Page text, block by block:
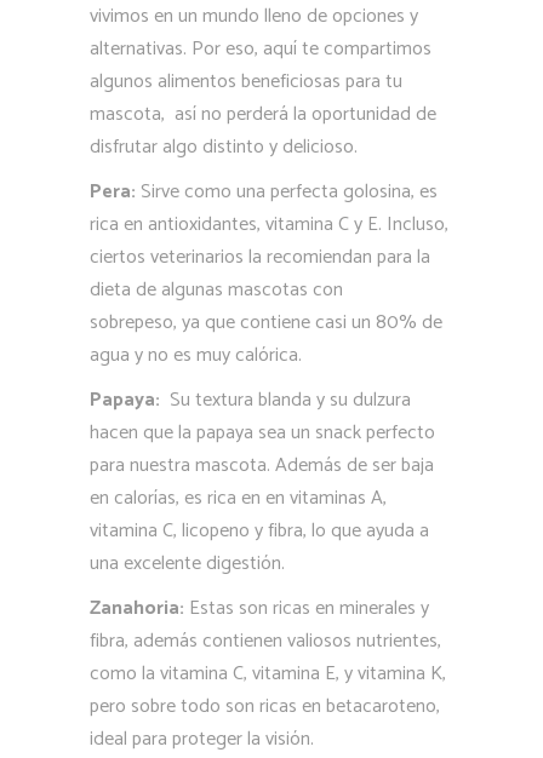
vivimos en un mundo lleno de opciones y
alternativas. Por eso, aquí te compartimos
algunos alimentos beneficiosas para tu
mascota, así no perderá la oportunidad de
disfrutar algo distinto y delicioso.
Pera: Sirve como una perfecta golosina, es
rica en antioxidantes, vitamina C y E. Incluso,
ciertos veterinarios la recomiendan para la
dieta de algunas mascotas con
sobrepeso, ya que contiene casi un 80% de
agua y no es muy calórica.
Papaya: Su textura blanda y su dulzura
hacen que la papaya sea un snack perfecto
para nuestra mascota. Además de ser baja
en calorías, es rica en en vitaminas A,
vitamina C, licopeno y fibra, lo que ayuda a
una excelente digestión.
Zanahoria: Estas son ricas en minerales y
fibra, además contienen valiosos nutrientes,
como la vitamina C, vitamina E, y vitamina K,
pero sobre todo son ricas en betacaroteno,
ideal para proteger la visión.